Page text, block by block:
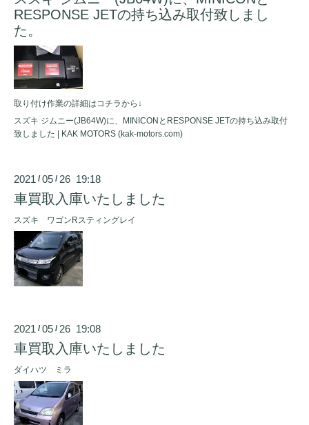
RESPONSE JETの持ち込み取付致しまし
た。
取り付け作業の詳細はコチラから↓
スズキ ジムニー(JB64W)に、MINICONとRESPONSE JETの持ち込み取付
致しました | KAK MOTORS (kak-motors.com)
2021 /05 / 26 19:18
車買取入庫いたしました
スズキ ワゴンRスティングレイ
2021 /05 / 26 19:08
車買取入庫いたしました
ダイハツ ミラ